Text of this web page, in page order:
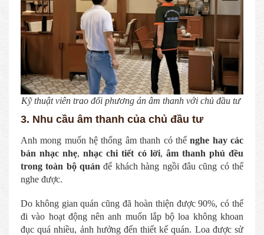
Kỹ thuật viên trao đổi phương án âm thanh với chủ đầu tư
3. Nhu cầu âm thanh của chủ đầu tư
Anh mong muốn hệ thống âm thanh có thểnghe hay các
bản nhạc nhẹ,nhạc chi tiết có lời, âm thanh phủ đều
trong toàn bộ quán để khách hàng ngồi đâu cũng có thể
nghe được.
Do không gian quán cũng đã hoàn thiện được 90%, có thể
đi vào hoạt động nên anh muốn lắp bộ loa không khoan
đục quá nhiều, ảnh hưởng đến thiết kế quán. Loa được sử